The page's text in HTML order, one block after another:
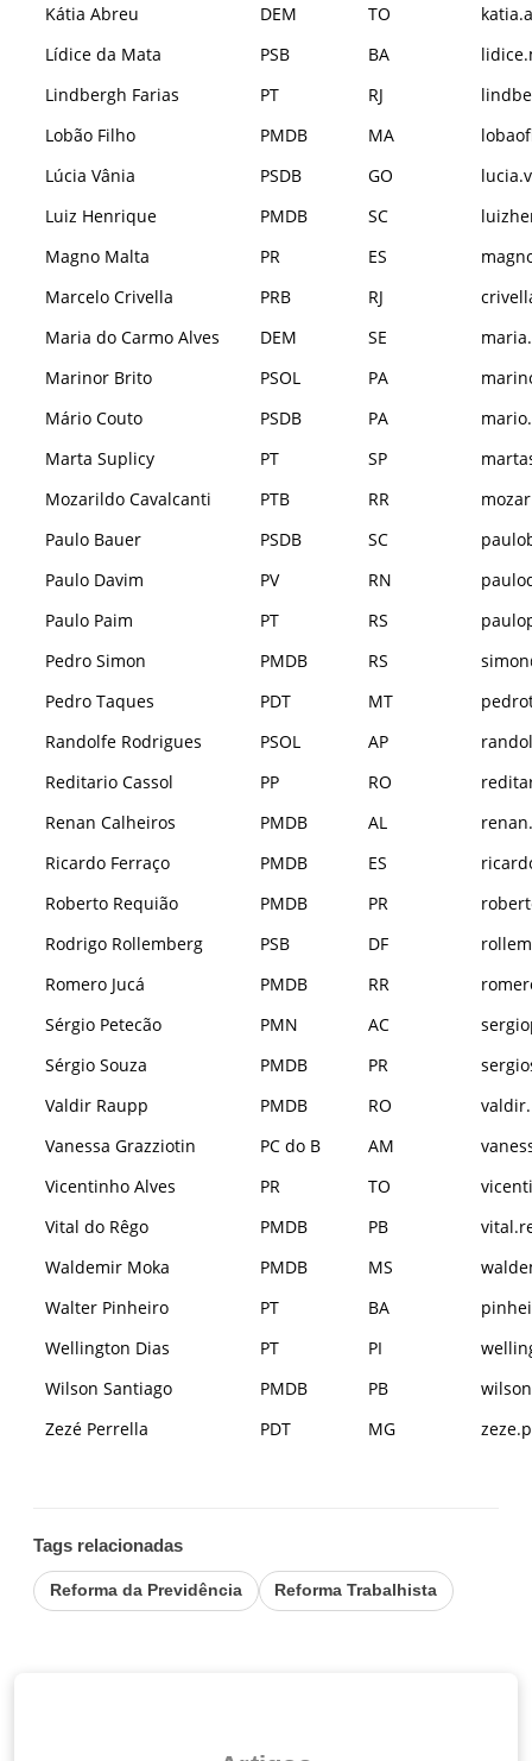
Kátia Abreu
DEM TO
Lídice da Mata
PSB BA
Lindbergh Farias
PT RJ
Lobão Filho
PMDB MA
Lúcia Vânia
PSDB GO
Luiz Henrique
PMDB SC
Magno Malta
PR ES
Marcelo Crivella
PRB RJ
Maria do Carmo Alves
DEM SE
Marinor Brito
PSOL PA
Mário Couto
PSDB PA
Marta Suplicy
PT SP
Mozarildo Cavalcanti
PTB RR
Paulo Bauer
PSDB SC
Paulo Davim
PV RN
Paulo Paim
PT RS
Pedro Simon
PMDB RS
Pedro Taques
PDT MT
Randolfe Rodrigues
PSOL AP
Reditario Cassol
PP RO
Renan Calheiros
PMDB AL
Ricardo Ferraço
PMDB ES
Roberto Requião
PMDB PR
Rodrigo Rollemberg
PSB DF
Romero Jucá
PMDB RR
Sérgio Petecão
PMN AC
Sérgio Souza
PMDB PR
Valdir Raupp
PMDB RO
Vanessa Grazziotin
PC do B AM
Vicentinho Alves
PR TO
Vital do Rêgo
PMDB PB
Waldemir Moka
PMDB MS
Walter Pinheiro
PT BA
Wellington Dias
PT PI
Wilson Santiago
PMDB PB
Zezé Perrella
PDT MG
Tags relacionadas
Reforma da Previdência Reforma Trabalhista